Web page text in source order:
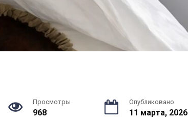
Просмотры
968
Опубликовано
11 марта, 2026